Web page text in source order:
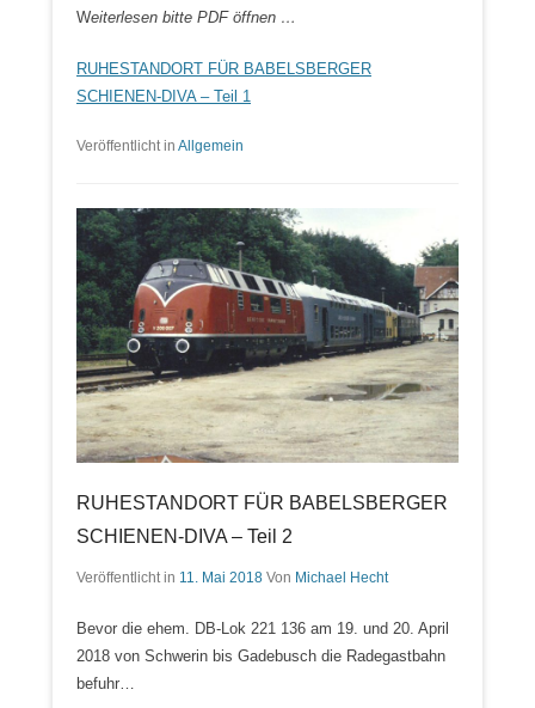
Weiterlesen bitte PDF öffnen …
RUHESTANDORT FÜR BABELSBERGER
SCHIENEN-DIVA – Teil 1
Veröffentlicht in Allgemein
RUHESTANDORT FÜR BABELSBERGER
SCHIENEN-DIVA – Teil 2
Veröffentlicht in 11. Mai 2018 Von Michael Hecht
Bevor die ehem. DB-Lok 221 136 am 19. und 20. April
2018 von Schwerin bis Gadebusch die Radegastbahn
befuhr…